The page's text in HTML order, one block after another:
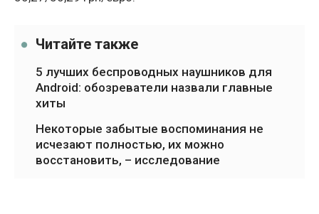
Читайте также
5 лучших беспроводных наушников для
Android: обозреватели назвали главные
хиты
Некоторые забытые воспоминания не
исчезают полностью, их можно
восстановить, – исследование